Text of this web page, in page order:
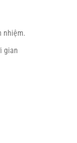
nhiệm.
gian